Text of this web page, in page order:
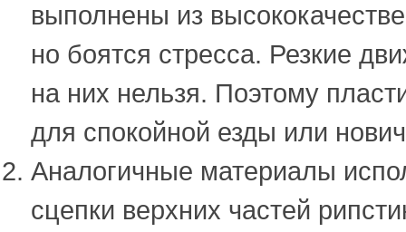
выполнены из
но боятся стресса. Резкие
на них нельзя. Поэтому
для спокойной езды или
Аналогичные материалы
сцепки верхних частей